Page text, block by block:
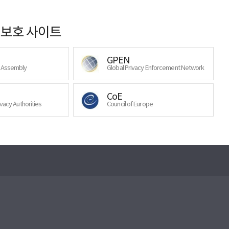
호 사이트
GPEN
Global Privacy Enforcement Network
Authorities
CoE
Council of Europe